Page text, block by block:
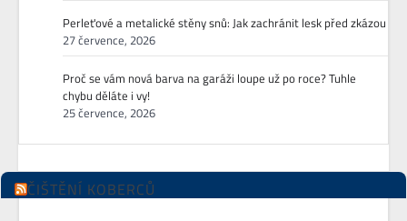
Perleťové a metalické stěny snů: Jak zachránit lesk před zkázou
27 července, 2026
Proč se vám nová barva na garáži loupe už po roce? Tuhle
chybu děláte i vy!
25 července, 2026
ČIŠTĚNÍ KOBERCŮ